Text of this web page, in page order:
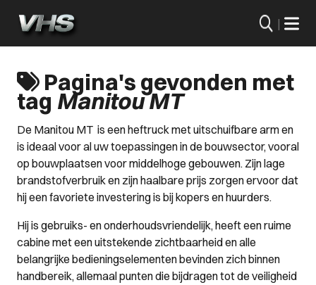
|
Pagina's gevonden met
tag Manitou MT
De Manitou MT is een heftruck met uitschuifbare arm en
is ideaal voor al uw toepassingen in de bouwsector, vooral
op bouwplaatsen voor middelhoge gebouwen. Zijn lage
brandstofverbruik en zijn haalbare prijs zorgen ervoor dat
hij een favoriete investering is bij kopers en huurders.
Hij is gebruiks- en onderhoudsvriendelijk, heeft een ruime
cabine met een uitstekende zichtbaarheid en alle
belangrijke bedieningselementen bevinden zich binnen
handbereik, allemaal punten die bijdragen tot de veiligheid